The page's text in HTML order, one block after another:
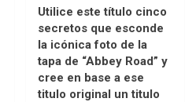
Utilice este título cinco
secretos que esconde
la icónica foto de la
tapa de “Abbey Road” y
cree en base a ese
titulo original un titulo